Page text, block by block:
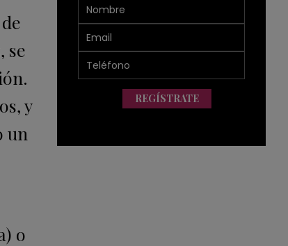
, se
y
un
o
REGÍSTRATE